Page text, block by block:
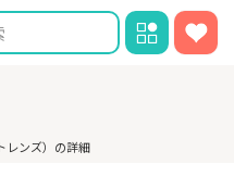
レンズ）の詳細